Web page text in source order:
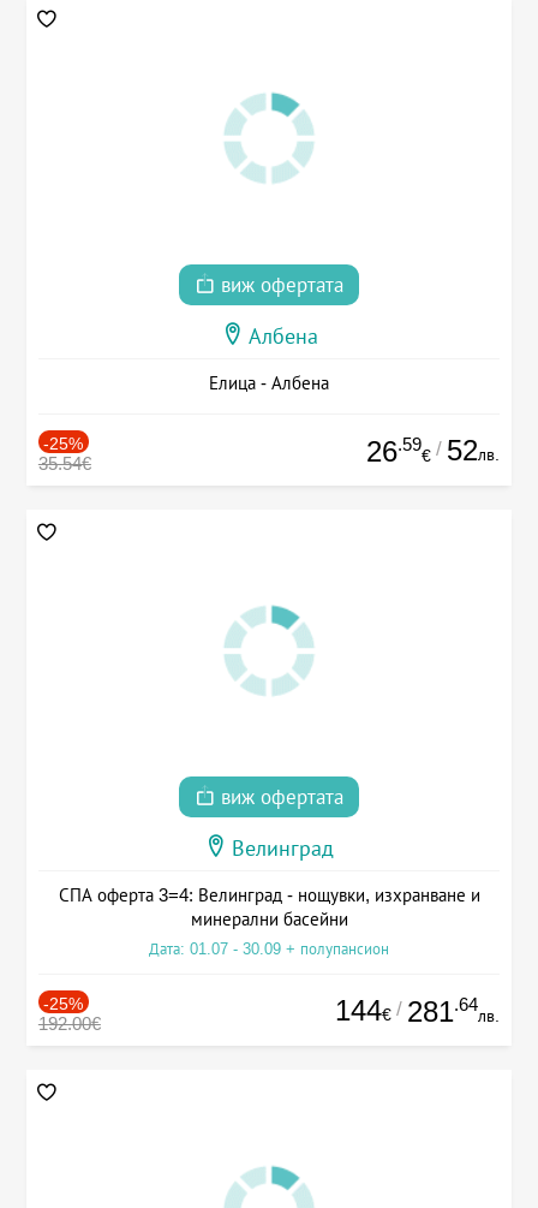
виж офертата
Албена
Елица - Албена
-25%
35.54€ 26.59
€ / 52лв.
виж офертата
Велинград
СПА оферта 3=4: Велинград - нощувки, изхранване и
минерални басейни
Дата: 01.07 - 30.09 + полупансион
-25%
192.00€ 144€ / 281.64
лв.